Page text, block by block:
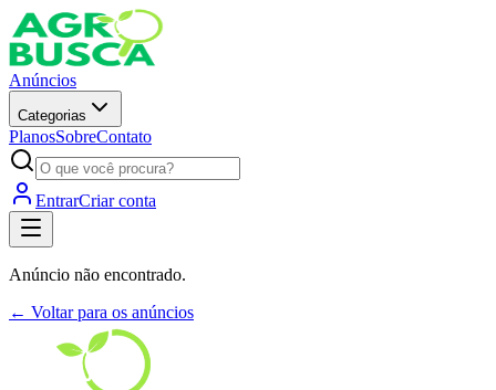
Anúncios
Categorias
PlanosSobreContato
EntrarCriar conta
Anúncio não encontrado.
← Voltar para os anúncios